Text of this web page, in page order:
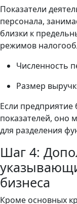
Показатели
персонала,
близки к
режимов
Численность
Размер
Если предприятие
показателей, оно
для разделения
Шаг 4:
бизнеса
Кроме основных